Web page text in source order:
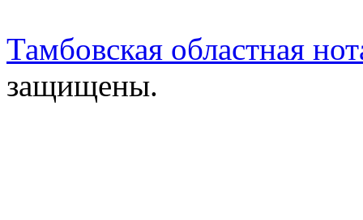
Тамбовская областная
защищены.